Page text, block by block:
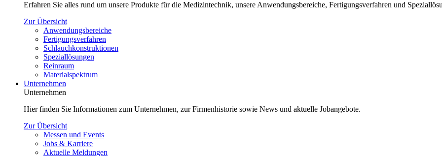
Erfahren Sie alles rund um unsere Produkte für die Medizintechnik, unsere Anwendungsbereiche, Fertigungsverfahren und
Zur Übersicht
Anwendungsbereiche
Fertigungsverfahren
Schlauchkonstruktionen
Speziallösungen
Reinraum
Materialspektrum
Unternehmen
Unternehmen
Hier finden Sie Informationen zum Unternehmen, zur Firmenhistorie sowie News und aktuelle Jobangebote.
Zur Übersicht
Messen und Events
Jobs & Karriere
Aktuelle Meldungen